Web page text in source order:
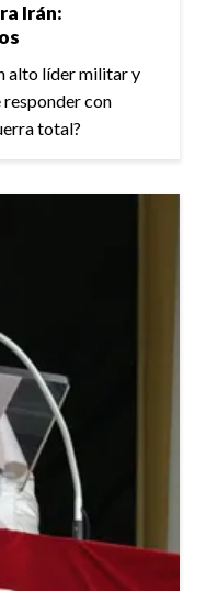
Irán:
alto líder militar y
responder con
total?